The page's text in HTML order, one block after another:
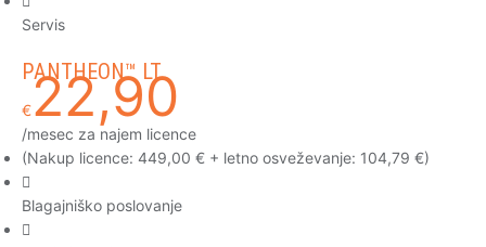
Servis
PANTHEON™ LT
€22,90
/mesec za najem licence
(Nakup licence: 449,00 € + letno osveževanje: 104,79 €)
Blagajniško poslovanje